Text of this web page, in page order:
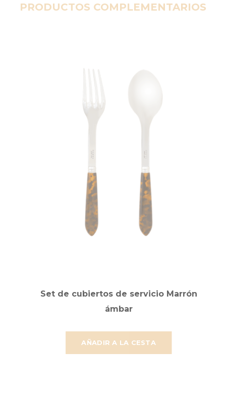
PRODUCTOS COMPLEMENTARIOS
AÑADIR A LA CESTA
Set de cubiertos de servicio Marrón
ámbar